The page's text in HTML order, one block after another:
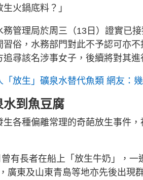
火鍋底料？」
管理局於周三（13日）證實已
俗，水務部門對此不予認可亦
尋該名涉事女子，後續將對其進
「放生」礦泉水替代魚類 網友：
到魚豆腐
各種偏離常理的奇葩放生事件
有長者在船上「放生牛奶」，一
廣東及山東青島等地亦先後出現